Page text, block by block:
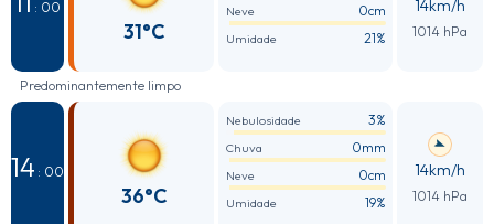
: 00
31°C
Neve 0cm
Umidade 21%
14km/h
1014 hPa
Predominantemente limpo
14 : 00
36°C
Nebulosidade 3%
Chuva 0mm
Neve 0cm
Umidade 19%
14km/h
1014 hPa